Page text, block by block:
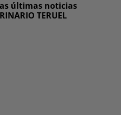
últimas noticias
TERUEL